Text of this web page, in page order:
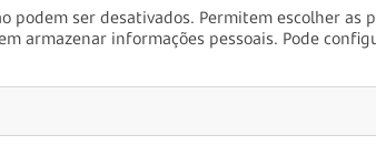
podem ser desativados. Permitem escolher
armazenar informações pessoais. Pode